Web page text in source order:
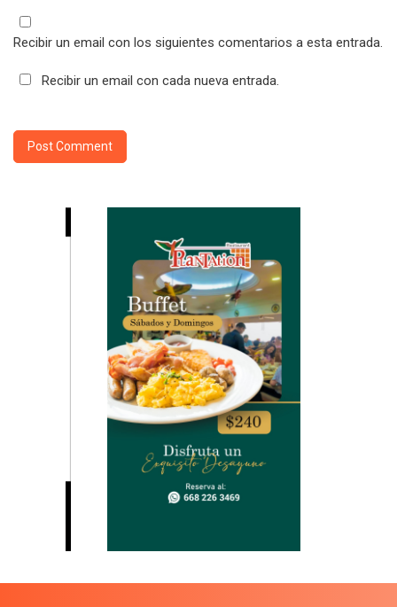
Recibir un email con los siguientes comentarios a esta entrada.
Recibir un email con cada nueva entrada.